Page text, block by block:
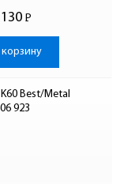
Р
-
Best/Metal
923